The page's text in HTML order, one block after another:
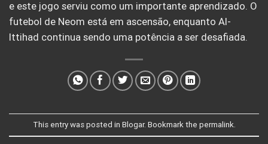
e este jogo serviu como um importante aprendizado. O
futebol de Neom está em ascensão, enquanto Al-
Ittihad continua sendo uma potência a ser desafiada.
This entry was posted in Blogar. Bookmark the permalink.